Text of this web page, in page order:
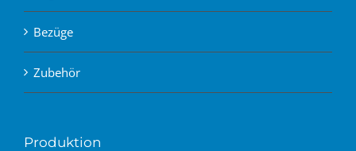
Bezüge
Zubehör
Produktion